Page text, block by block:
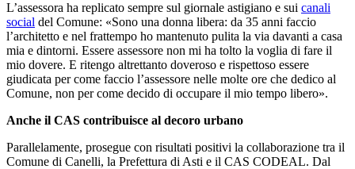
L’assessora ha replicato sempre sul giornale astigiano e sui canali
social del Comune: «Sono una donna libera: da 35 anni faccio
l’architetto e nel frattempo ho mantenuto pulita la via davanti a casa
mia e dintorni. Essere assessore non mi ha tolto la voglia di fare il
mio dovere. E ritengo altrettanto doveroso e rispettoso essere
giudicata per come faccio l’assessore nelle molte ore che dedico al
Comune, non per come decido di occupare il mio tempo libero».
Anche il CAS contribuisce al decoro urbano
Parallelamente, prosegue con risultati positivi la collaborazione tra il
Comune di Canelli, la Prefettura di Asti e il CAS CODEAL. Dal